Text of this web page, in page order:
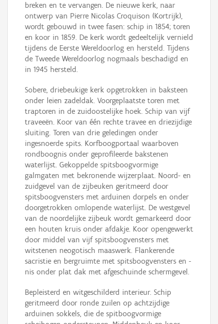
breken en te vervangen. De nieuwe kerk, naar
ontwerp van Pierre Nicolas Croquison (Kortrijk),
wordt gebouwd in twee fasen: schip in 1854; toren
en koor in 1859. De kerk wordt gedeeltelijk vernield
tijdens de Eerste Wereldoorlog en hersteld. Tijdens
de Tweede Wereldoorlog nogmaals beschadigd en
in 1945 hersteld.
Sobere, driebeukige kerk opgetrokken in baksteen
onder leien zadeldak. Voorgeplaatste toren met
traptoren in de zuidoostelijke hoek. Schip van vijf
traveeën. Koor van één rechte travee en driezijdige
sluiting. Toren van drie geledingen onder
ingesnoerde spits. Korfboogportaal waarboven
rondboognis onder geprofileerde bakstenen
waterlijst. Gekoppelde spitsboogvormige
galmgaten met bekronende wijzerplaat. Noord- en
zuidgevel van de zijbeuken geritmeerd door
spitsboogvensters met arduinen dorpels en onder
doorgetrokken omlopende waterlijst. De westgevel
van de noordelijke zijbeuk wordt gemarkeerd door
een houten kruis onder afdakje. Koor opengewerkt
door middel van vijf spitsboogvensters met
witstenen neogotisch maaswerk. Flankerende
sacristie en bergruimte met spitsboogvensters en -
nis onder plat dak met afgeschuinde schermgevel.
Bepleisterd en witgeschilderd interieur. Schip
geritmeerd door ronde zuilen op achtzijdige
arduinen sokkels, die de spitboogvormige